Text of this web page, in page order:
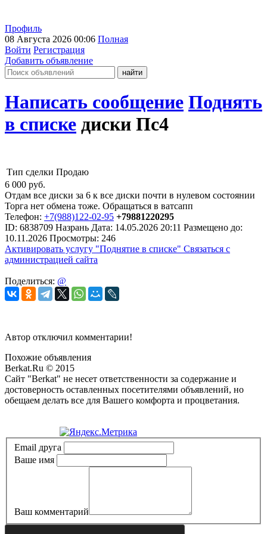
Профиль
08 Августа 2026 00:06 Полная
Войти Регистрация
Добавить объявление
Написать сообщение Поднять
в списке диски Пс4
Тип сделки Продаю
6 000 руб.
Отдам все диски за 6 к все диски почти в нулевом состоянии
Торга нет обмена тоже. Обращаться в ватсапп
Телефон: +7(988)122-02-95 +79881220295
ID: 6838709 Назрань Дата: 14.05.2026 20:11 Размещено до:
10.11.2026 Просмотры: 246
Активировать услугу "Поднятие в списке" Связаться с
администрацией сайта
Поделиться: @
Автор отключил комментарии!
Похожие объявления
Berkat.Ru © 2015
Сайт "Berkat" не несет ответственности за содержание и
достоверность оставленных посетителями объявлений, но
обещаем делать все для Вашего комфорта и процветания.
Email друга
Ваше имя
Ваш комментарий